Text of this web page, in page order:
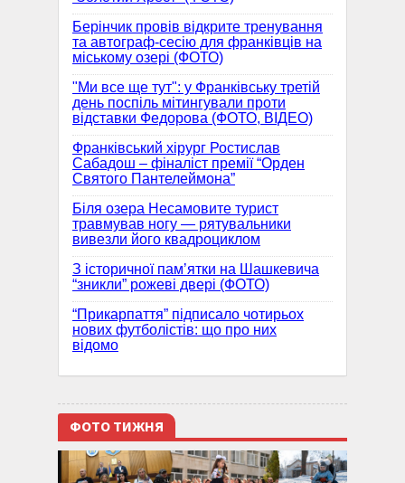
Берінчик провів відкрите тренування
та автограф-сесію для франківців на
міському озері (ФОТО)
"Ми все ще тут": у Франківську третій
день поспіль мітингували проти
відставки Федорова (ФОТО, ВІДЕО)
Франківський хірург Ростислав
Сабадош – фіналіст премії “Орден
Святого Пантелеймона”
Біля озера Несамовите турист
травмував ногу — рятувальники
вивезли його квадроциклом
З історичної памʼятки на Шашкевича
“зникли” рожеві двері (ФОТО)
“Прикарпаття” підписало чотирьох
нових футболістів: що про них
відомо
ФОТО ТИЖНЯ